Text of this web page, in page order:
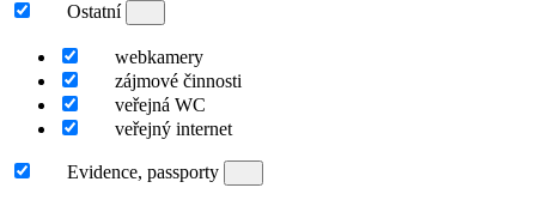
Ostatní
webkamery
zájmové činnosti
veřejná WC
veřejný internet
Evidence, passporty